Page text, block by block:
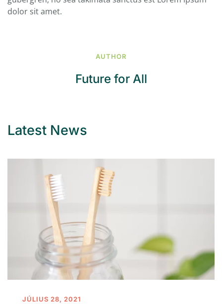
dolor sit amet.
AUTHOR
Future for All
Latest News
JÚLIUS 28, 2021